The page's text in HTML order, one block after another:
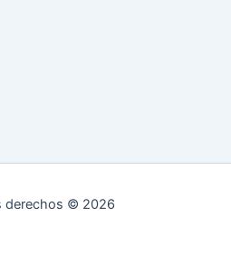
derechos © 2026